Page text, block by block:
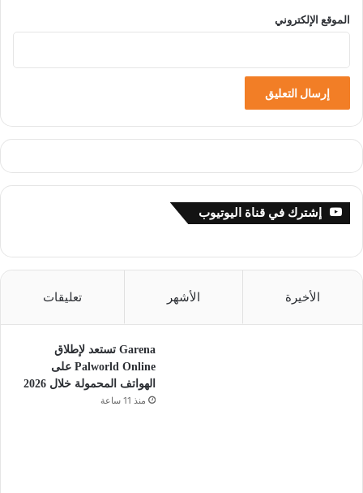
الموقع الإلكتروني
إشترك في قناة اليوتيوب
الأخيرة الأشهر تعليقات
Garena تستعد لإطلاق
Palworld Online على
الهواتف المحمولة خلال 2026
منذ 11 ساعة